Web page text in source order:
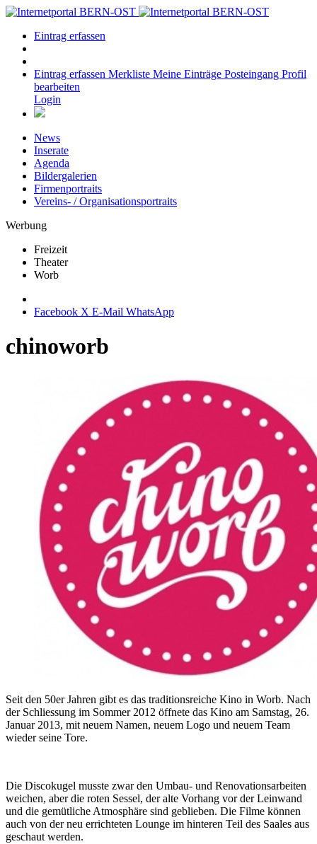
Eintrag erfassen
Eintrag erfassen Merkliste Meine Einträge Posteingang Profil
bearbeiten
Login
News
Inserate
Agenda
Bildergalerien
Firmenportraits
Vereins- / Organisationsportraits
Werbung
Freizeit
Theater
Worb
Facebook X E-Mail WhatsApp
chinoworb
Seit den 50er Jahren gibt es das traditionsreiche Kino in Worb. Nach
der Schliessung im Sommer 2012 öffnete das Kino am Samstag, 26.
Januar 2013, mit neuem Namen, neuem Logo und neuem Team
wieder seine Tore.
Die Discokugel musste zwar den Umbau- und Renovationsarbeiten
weichen, aber die roten Sessel, der alte Vorhang vor der Leinwand
und die gemütliche Atmosphäre sind geblieben. Die Filme können
auch von der neu errichteten Lounge im hinteren Teil des Saales aus
geschaut werden.